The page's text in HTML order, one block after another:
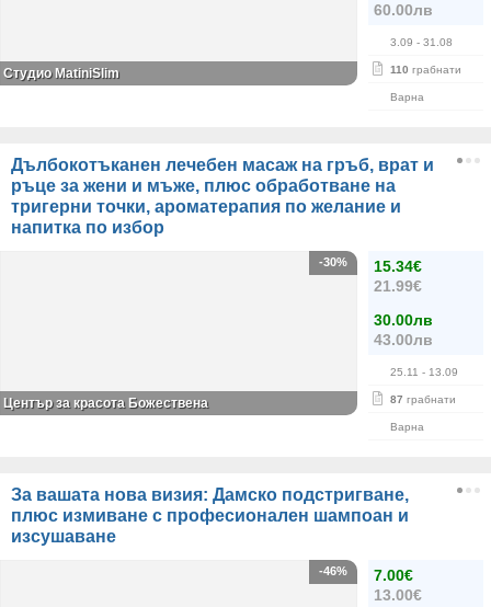
60.00лв
3.09 - 31.08
110 грабнати
Варна
Студио MatiniSlim
Дълбокотъканен лечебен масаж на гръб, врат и
ръце за жени и мъже, плюс обработване на
тригерни точки, ароматерапия по желание и
напитка по избор
15.34€
21.99€
30.00лв
43.00лв
25.11 - 13.09
87 грабнати
Варна
-30%
Център за красота Божествена
За вашата нова визия: Дамско подстригване,
плюс измиване с професионален шампоан и
изсушаване
7.00€
13.00€
-46%